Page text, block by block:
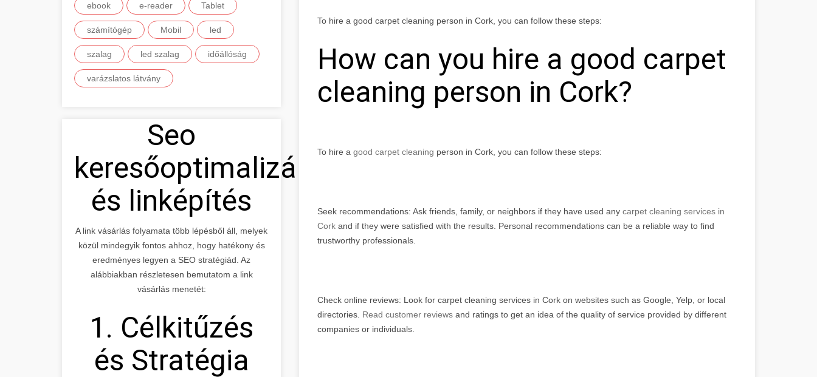
ebook e-reader Tablet
számítógép Mobil led
szalag led szalag időállóság
varázslatos látvány
Seo
keresőoptimalizálás
és linképítés
A link vásárlás folyamata több lépésből áll, melyek
közül mindegyik fontos ahhoz, hogy hatékony és
eredményes legyen a SEO stratégiád. Az
alábbiakban részletesen bemutatom a link
vásárlás menetét:
1. Célkitűzés
és Stratégia
To hire a good carpet cleaning person in Cork, you can follow these steps:
How can you hire a good carpet
cleaning person in Cork?
To hire a good carpet cleaning person in Cork, you can follow these steps:
Seek recommendations: Ask friends, family, or neighbors if they have used any carpet cleaning services in
Cork and if they were satisfied with the results. Personal recommendations can be a reliable way to find
trustworthy professionals.
Check online reviews: Look for carpet cleaning services in Cork on websites such as Google, Yelp, or local
directories. Read customer reviews and ratings to get an idea of the quality of service provided by different
companies or individuals.